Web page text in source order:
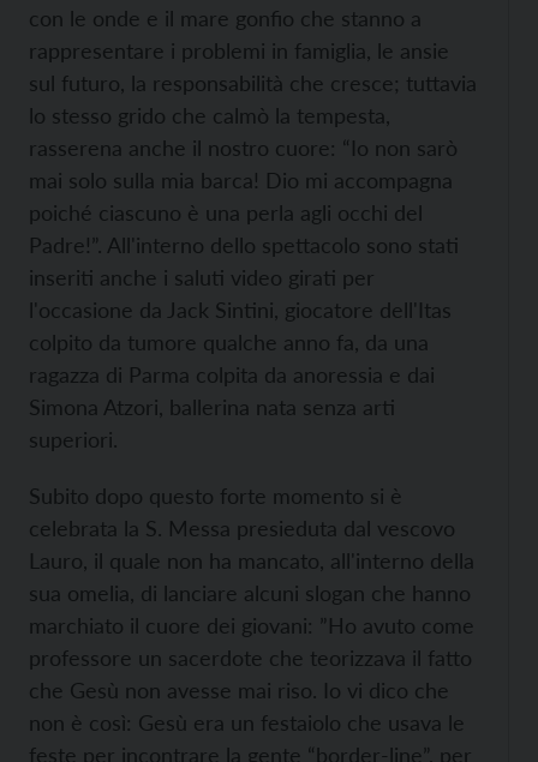
con le onde e il mare gonfio che stanno a
rappresentare i problemi in famiglia, le ansie
sul futuro, la responsabilità che cresce; tuttavia
lo stesso grido che calmò la tempesta,
rasserena anche il nostro cuore: “Io non sarò
mai solo sulla mia barca! Dio mi accompagna
poiché ciascuno è una perla agli occhi del
Padre!”. All'interno dello spettacolo sono stati
inseriti anche i saluti video girati per
l'occasione da Jack Sintini, giocatore dell'Itas
colpito da tumore qualche anno fa, da una
ragazza di Parma colpita da anoressia e dai
Simona Atzori, ballerina nata senza arti
superiori.
Subito dopo questo forte momento si è
celebrata la S. Messa presieduta dal vescovo
Lauro, il quale non ha mancato, all'interno della
sua omelia, di lanciare alcuni slogan che hanno
marchiato il cuore dei giovani: ”Ho avuto come
professore un sacerdote che teorizzava il fatto
che Gesù non avesse mai riso. Io vi dico che
non è così: Gesù era un festaiolo che usava le
feste per incontrare la gente “border-line”, per